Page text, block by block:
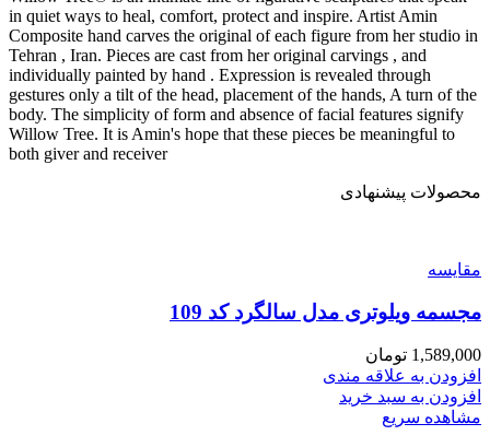
in quiet ways to heal, comfort, protect and inspire. Artist Amin
Composite hand carves the original of each figure from her studio in
Tehran , Iran. Pieces are cast from her original carvings , and
individually painted by hand . Expression is revealed through
gestures only a tilt of the head, placement of the hands, A turn of the
body. The simplicity of form and absence of facial features signify
Willow Tree. It is Amin's hope that these pieces be meaningful to
both giver and receiver
محصولات پیشنهادی
مقایسه
مجسمه ویلوتری مدل سالگرد کد 109
1,589,000 تومان
افزودن به علاقه مندی
افزودن به سبد خرید
مشاهده سریع